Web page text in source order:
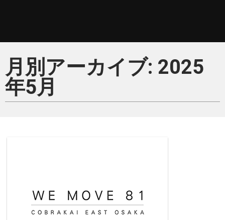
月別アーカイブ: 2025
年5月